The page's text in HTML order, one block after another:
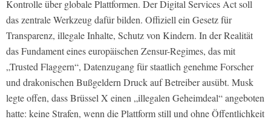
Kontrolle über globale Plattformen. Der Digital Services Act soll
das zentrale Werkzeug dafür bilden. Offiziell ein Gesetz für
Transparenz, illegale Inhalte, Schutz von Kindern. In der Realität
das Fundament eines europäischen Zensur-Regimes, das mit
„Trusted Flaggern“, Datenzugang für staatlich genehme Forscher
und drakonischen Bußgeldern Druck auf Betreiber ausübt. Musk
legte offen, dass Brüssel X einen „illegalen Geheimdeal“ angeboten
hatte: keine Strafen, wenn die Plattform still und ohne Öffentlichkeit